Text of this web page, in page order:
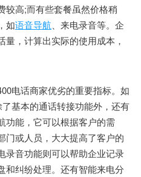
较高;而有些套餐虽然价格稍
如语音导航 、来电录音等。企
，计算出实际的使用成本，
电话商家优劣的重要指标。如
基本的通话转接功能外，还有
功能，它可以根据客户的需
门或人员，大大提高了客户的
录音功能则可以帮助企业记录
和纠纷处理。还有智能来电分